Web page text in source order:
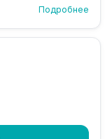
Подробнее